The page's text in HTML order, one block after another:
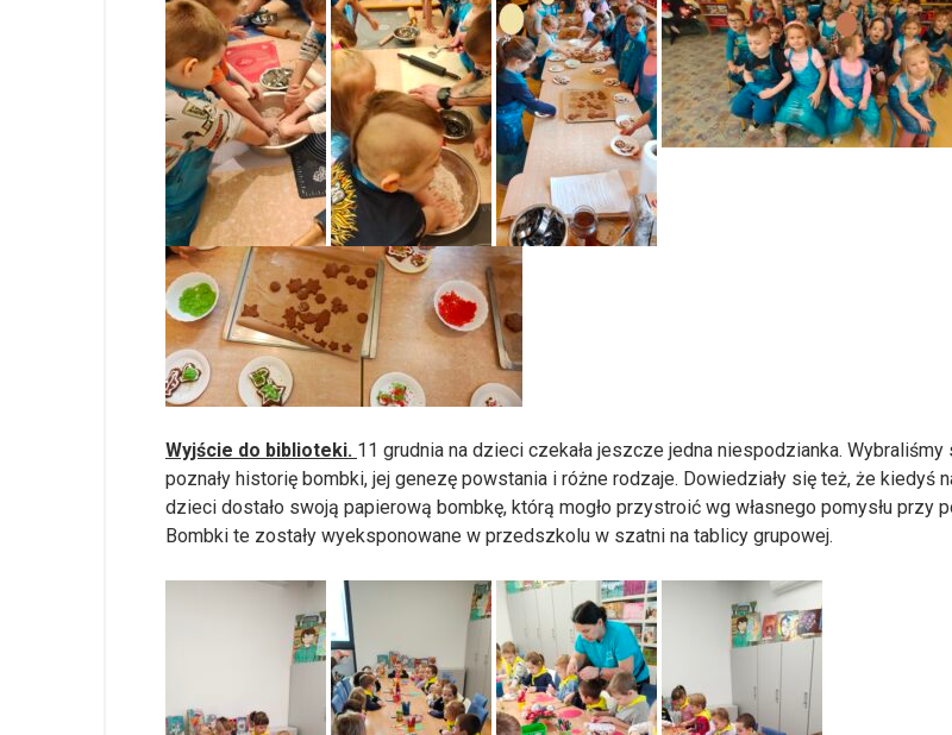
Wyjście do biblioteki. 11 grudnia na dzieci czekała jeszcze jedna niespodzianka.
poznały historię bombki, jej genezę powstania i różne rodzaje. Dowiedziały się też, że kiedyś
dzieci dostało swoją papierową bombkę, którą mogło przystroić wg własnego pomysłu przy
Bombki te zostały wyeksponowane w przedszkolu w szatni na tablicy grupowej.